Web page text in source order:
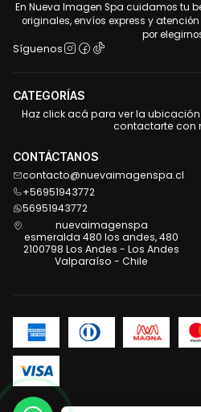
En Nueva Imagen Spa cuidamos tu
originales, envíos express y
por
Síguenos
CATEGORÍAS
Haz click acá para ver la
contactarte con
CONTÁCTANOS
contacto@nuevaimagenspa.cl
+56951943772
56951943772
nuevaimagenspa
esmeralda 480 los andes, 480
2100798 Los Andes - Los Andes
Valparaíso - Chile